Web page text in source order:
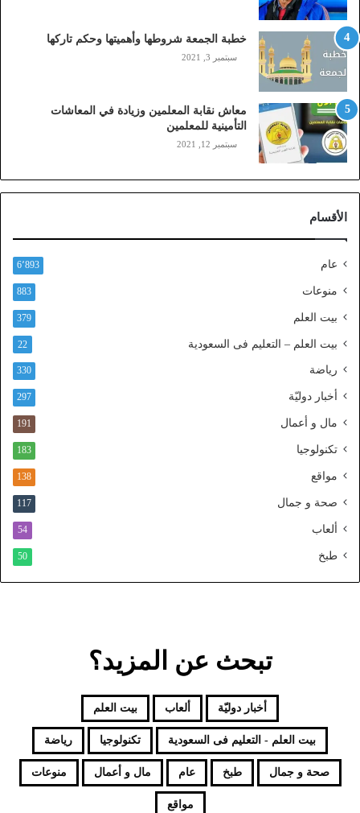
ا
ي
ل
ي
ز
ي
ن
)
ا
ل
ف
ا
ا
ل
ط
ا
م
و
د
خطبة الجمعة شروطها وأهميتها وحكم تاركها
سبتمبر 3, 2021
معاش نقابة المعلمين وزيادة في المعاشات
التأمينية للمعلمين
سبتمبر 12, 2021
الأقسام
عام 6٬893
منوعات 883
بيت العلم 379
بيت العلم – التعليم فى السعودية 22
رياضة 330
أخبار دوليّة 297
مال و أعمال 191
تكنولوجيا 183
مواقع 138
صحة و جمال 117
ألعاب 54
طبخ 50
تبحث عن المزيد؟
أخبار دوليّة ألعاب بيت العلم
بيت العلم - التعليم فى السعودية تكنولوجيا رياضة
صحة و جمال طبخ عام مال و أعمال منوعات
مواقع